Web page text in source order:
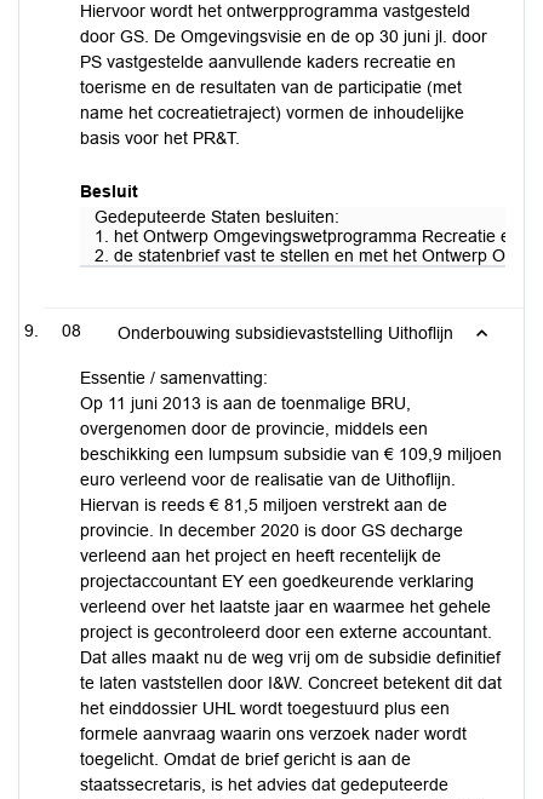
Hiervoor wordt het ontwerpprogramma vastgesteld
door GS. De Omgevingsvisie en de op 30 juni jl. door
PS vastgestelde aanvullende kaders recreatie en
toerisme en de resultaten van de participatie (met
name het cocreatietraject) vormen de inhoudelijke
basis voor het PR&T.
Besluit
Gedeputeerde Staten besluiten:
1. het Ontwerp Omgevingswetprogramma Recreatie en
2. de statenbrief vast te stellen en met het Ontwerp
08 Onderbouwing subsidievaststelling Uithoflijn
Essentie / samenvatting:
Op 11 juni 2013 is aan de toenmalige BRU,
overgenomen door de provincie, middels een
beschikking een lumpsum subsidie van € 109,9 miljoen
euro verleend voor de realisatie van de Uithoflijn.
Hiervan is reeds € 81,5 miljoen verstrekt aan de
provincie. In december 2020 is door GS decharge
verleend aan het project en heeft recentelijk de
projectaccountant EY een goedkeurende verklaring
verleend over het laatste jaar en waarmee het gehele
project is gecontroleerd door een externe accountant.
Dat alles maakt nu de weg vrij om de subsidie definitief
te laten vaststellen door I&W. Concreet betekent dit dat
het einddossier UHL wordt toegestuurd plus een
formele aanvraag waarin ons verzoek nader wordt
toegelicht. Omdat de brief gericht is aan de
staatssecretaris, is het advies dat gedeputeerde